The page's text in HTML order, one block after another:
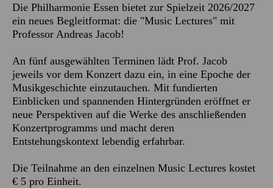
Die Philharmonie Essen bietet zur Spielzeit 2026/2027
ein neues Begleitformat: die "Music Lectures" mit
Professor Andreas Jacob!
An fünf ausgewählten Terminen lädt Prof. Jacob
jeweils vor dem Konzert dazu ein, in eine Epoche der
Musikgeschichte einzutauchen. Mit fundierten
Einblicken und spannenden Hintergründen eröffnet er
neue Perspektiven auf die Werke des anschließenden
Konzertprogramms und macht deren
Entstehungskontext lebendig erfahrbar.
Die Teilnahme an den einzelnen Music Lectures kostet
€ 5 pro Einheit.